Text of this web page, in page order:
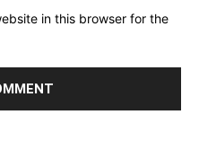
in this browser for the